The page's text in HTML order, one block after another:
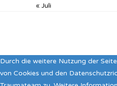
« Juli
Durch die weitere Nutzung der
von Cookies und den